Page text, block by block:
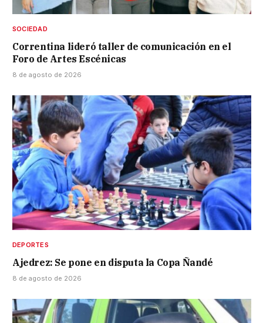
SOCIEDAD
Correntina lideró taller de comunicación en el
Foro de Artes Escénicas
8 de agosto de 2026
DEPORTES
Ajedrez: Se pone en disputa la Copa Ñandé
8 de agosto de 2026